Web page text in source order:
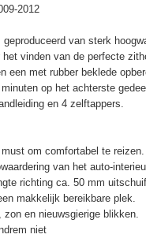
2012
van sterk
vinden van de perfecte
een met rubber beklede
op het achterste
en 4 zelftappers.
om comfortabel te reizen.
van het auto-
richting ca. 50 mm
makkelijk bereikbare plek.
en nieuwsgierige blikken.
niet